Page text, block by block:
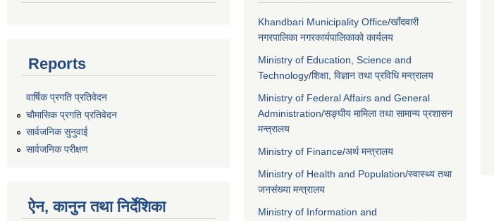
Reports
वार्षिक प्रगति प्रतिवेदन
चौमासिक प्रगति प्रतिवेदन
सार्वजनिक सुनुवाई
सार्वजनिक परीक्षण
ऐन, कानुन तथा निर्देशिका
Khandbari Municipality Office/खाँदवारी
नगरपालिका नगरकार्यपालिकाको कार्यलय
Ministry of Education, Science and
Technology/शिक्षा, विज्ञान तथा प्रविधि मन्त्रालय
Ministry of Federal Affairs and General
Administration/सङ्घीय मामिला तथा सामान्य प्रशासन
मन्त्रालय
Ministry of Finance/अर्थ मन्त्रालय
Ministry of Health and Population/स्वास्थ्य तथा
जनसंख्या मन्त्रालय
Ministry of Information and